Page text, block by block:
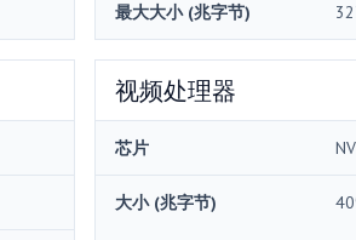
最大大小 (兆字节)
视频处理器
芯片
大小 (兆字节)